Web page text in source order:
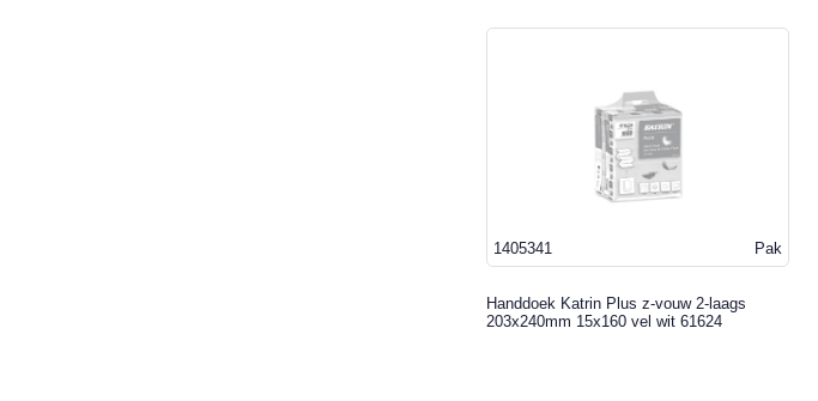
Pak
1405341
Handdoek Katrin Plus z-vouw 2-laags
203x240mm 15x160 vel wit 61624